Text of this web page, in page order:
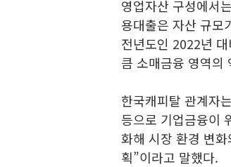
영업자산 구성에서
용대출은 자산 규모
전년도인 2022년
큼 소매금융 영역의
한국캐피탈 관계자
등으로 기업금융이
화해 시장 환경 변
획”이라고 말했다.